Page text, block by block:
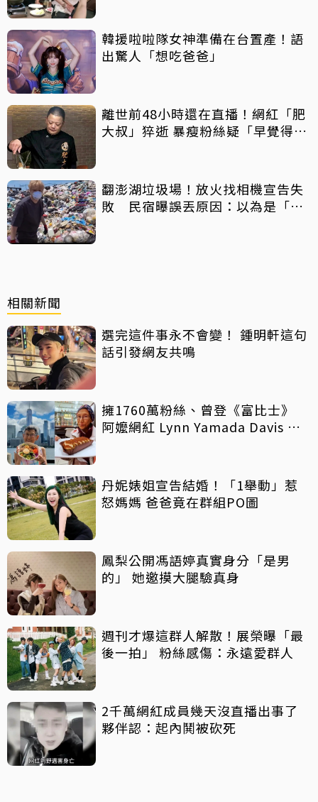
韓援啦啦隊女神準備在台置產！語
出驚人「想吃爸爸」
離世前48小時還在直播！網紅「肥
大叔」猝逝 暴瘦粉絲疑「早覺得不
翻澎湖垃圾場！放火找相機宣告失
敗 民宿曝誤丟原因：以為是「按
相關新聞
選完這件事永不會變！ 鍾明軒這句
話引發網友共鳴
擁1760萬粉絲、曾登《富比士》
阿嬤網紅 Lynn Yamada Davis 驚
丹妮婊姐宣告結婚！「1舉動」惹
怒媽媽 爸爸竟在群組PO圖
鳳梨公開馮語婷真實身分「是男
的」 她邀摸大腿驗真身
週刊才爆這群人解散！展榮曝「最
後一拍」 粉絲感傷：永遠愛群人
2千萬網紅成員幾天沒直播出事了
夥伴認：起內鬨被砍死